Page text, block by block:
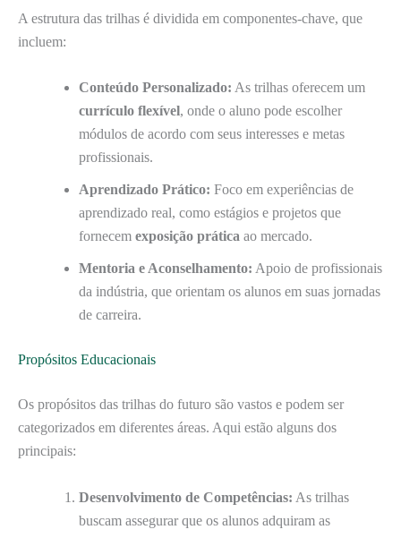
A estrutura das trilhas é dividida em componentes-chave, que
incluem:
Conteúdo Personalizado: As trilhas oferecem um
currículo flexível, onde o aluno pode escolher
módulos de acordo com seus interesses e metas
profissionais.
Aprendizado Prático: Foco em experiências de
aprendizado real, como estágios e projetos que
fornecem exposição prática ao mercado.
Mentoria e Aconselhamento: Apoio de profissionais
da indústria, que orientam os alunos em suas jornadas
de carreira.
Propósitos Educacionais
Os propósitos das trilhas do futuro são vastos e podem ser
categorizados em diferentes áreas. Aqui estão alguns dos
principais:
Desenvolvimento de Competências: As trilhas
buscam assegurar que os alunos adquiram as